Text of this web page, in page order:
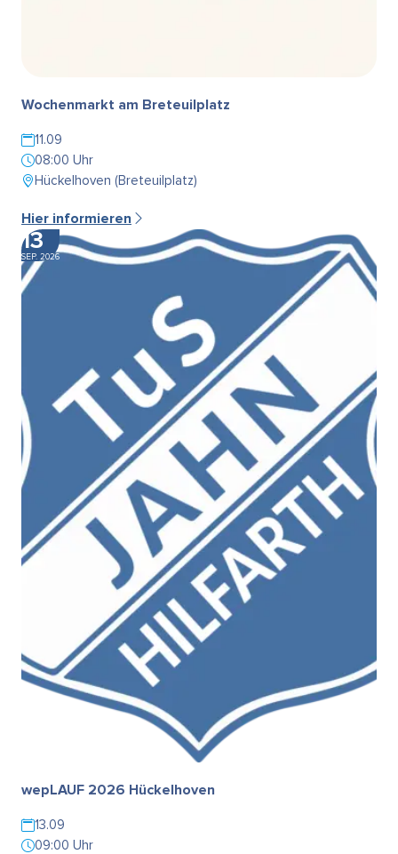
Wochenmarkt am Breteuilplatz
11.09
08:00 Uhr
Hückelhoven (Breteuilplatz)
Hier informieren
13
SEP. 2026
wepLAUF 2026 Hückelhoven
13.09
09:00 Uhr